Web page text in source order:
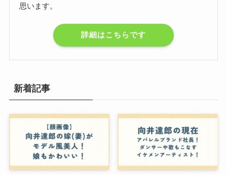
思います。
詳細はこちらです
新着記事